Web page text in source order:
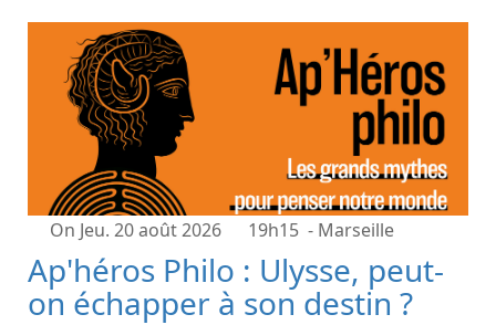
On Jeu. 20 août 2026 19h15 - Marseille
Ap'héros Philo : Ulysse, peut-
on échapper à son destin ?